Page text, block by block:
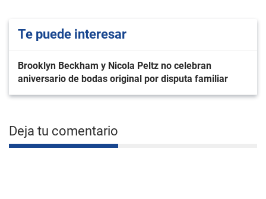
Te puede interesar
Brooklyn Beckham y Nicola Peltz no celebran
aniversario de bodas original por disputa familiar
Deja tu comentario